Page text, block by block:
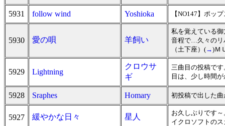
5931 follow wind Yoshioka 【NO147】ポッ
5930 愛の唄 羊飼い
私を覚えている
音程で…久々のリ
（土下座）(→)Ｍ
5929 Lightning
クロウサ
ギ
三曲目の投稿で
目は、少し時間
5928 Sraphes Homary 初投稿で出した
5927 緩やかな日々 星人
お久しぶりです
イクロソフトの